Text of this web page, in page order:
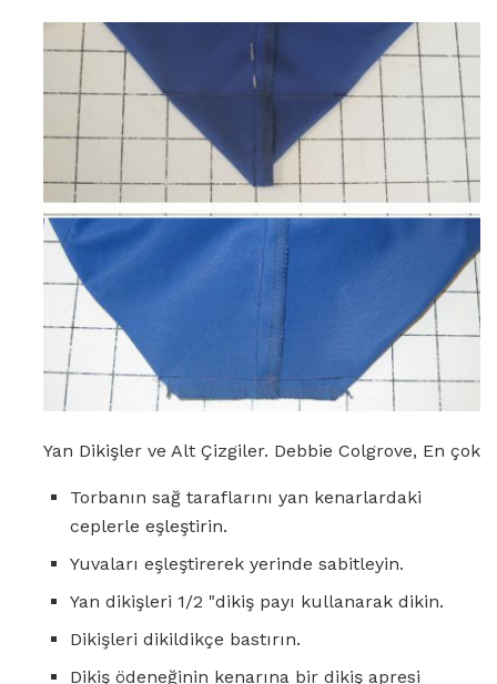
Yan Dikişler ve Alt Çizgiler. Debbie Colgrove, En çok
Torbanın sağ taraflarını yan kenarlardaki
ceplerle eşleştirin.
Yuvaları eşleştirerek yerinde sabitleyin.
Yan dikişleri 1/2 "dikiş payı kullanarak dikin.
Dikişleri dikildikçe bastırın.
Dikiş ödeneğinin kenarına bir dikiş apresi